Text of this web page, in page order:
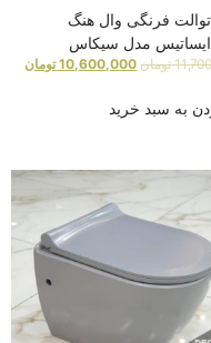
توالت فرنگی وال هنگ
ایساتیس مدل سیکاس
تومان 10,600,000 تومان
به سبد خرید